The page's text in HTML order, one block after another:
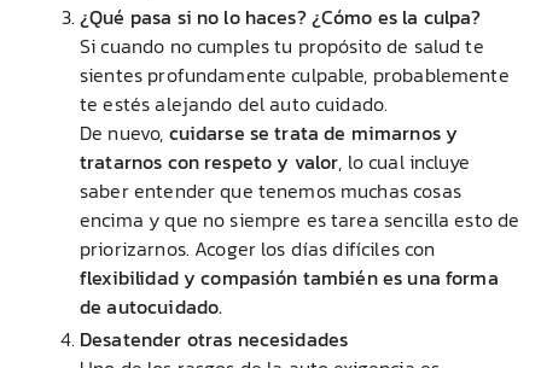
¿Qué pasa si no lo haces? ¿Cómo es la culpa?
Si cuando no cumples tu propósito de salud te
sientes profundamente culpable, probablemente
te estés alejando del auto cuidado.
De nuevo, cuidarse se trata de mimarnos y
tratarnos con respeto y valor, lo cual incluye
saber entender que tenemos muchas cosas
encima y que no siempre es tarea sencilla esto de
priorizarnos. Acoger los días difíciles con
flexibilidad y compasión también es una forma
de autocuidado.
Desatender otras necesidades